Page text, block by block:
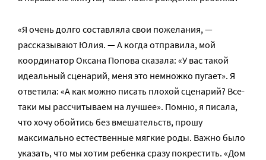
«Я очень долго составляла свои пожелания, —
рассказывают Юлия. — А когда отправила, мой
координатор Оксана Попова сказала: «У вас такой
идеальный сценарий, меня это немножко пугает». Я
ответила: «А как можно писать плохой сценарий? Все-
таки мы рассчитываем на лучшее». Помню, я писала,
что хочу обойтись без вмешательств, прошу
максимально естественные мягкие роды. Важно было
указать, что мы хотим ребенка сразу покрестить. «Дом